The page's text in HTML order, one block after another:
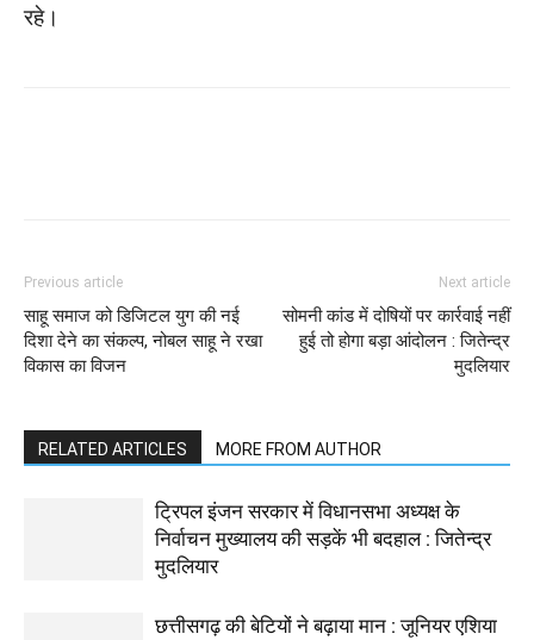
रहे।
Previous article
साहू समाज को डिजिटल युग की नई
दिशा देने का संकल्प, नोबल साहू ने रखा
विकास का विजन
Next article
सोमनी कांड में दोषियों पर कार्रवाई नहीं
हुई तो होगा बड़ा आंदोलन : जितेन्द्र
मुदलियार
RELATED ARTICLES MORE FROM AUTHOR
ट्रिपल इंजन सरकार में विधानसभा अध्यक्ष के
निर्वाचन मुख्यालय की सड़कें भी बदहाल : जितेन्द्र
मुदलियार
छत्तीसगढ़ की बेटियों ने बढ़ाया मान : जूनियर एशिया